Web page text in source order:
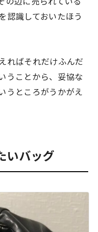
認識しておいたほう
ればそれだけふんだ
うことから、妥協な
うところがうかがえ
いバッグ